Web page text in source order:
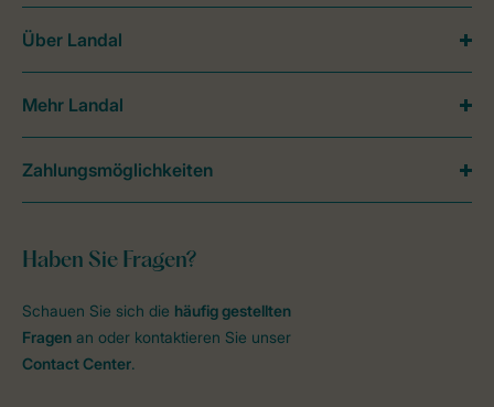
Haben Sie Fragen?
Schauen Sie sich die häufig gestellten
Fragen an oder kontaktieren Sie unser
Contact Center.
Über Landal
Mehr Landal
Zahlungsmöglichkeiten